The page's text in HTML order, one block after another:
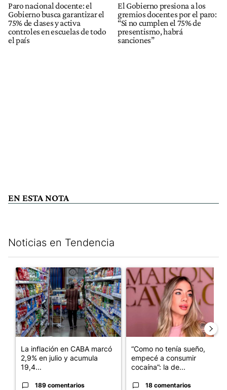
Paro nacional docente: el
Gobierno busca garantizar el
75% de clases y activa
controles en escuelas de todo
el país
El Gobierno presiona a los
gremios docentes por el paro:
“Si no cumplen el 75% de
presentismo, habrá
sanciones”
EN ESTA NOTA
Noticias en Tendencia
Un artículo de tendencia con el título "La inflación en CABA
La inflación en CABA marcó
2,9% en julio y acumula
19,4...
189 comentarios
Un artículo de tendencia con
“Como no tenía sueño,
empecé a consumir
cocaína”: la de...
18 comentarios